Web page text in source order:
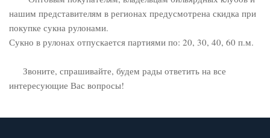
нашим представителям в регионах предусмотрена скидка при
покупке сукна рулонами.
Сукно в рулонах отпускается партиями по: 20, 30, 40, 60 п.м.
Звоните, спрашивайте, будем рады ответить на все
интересующие Вас вопросы!